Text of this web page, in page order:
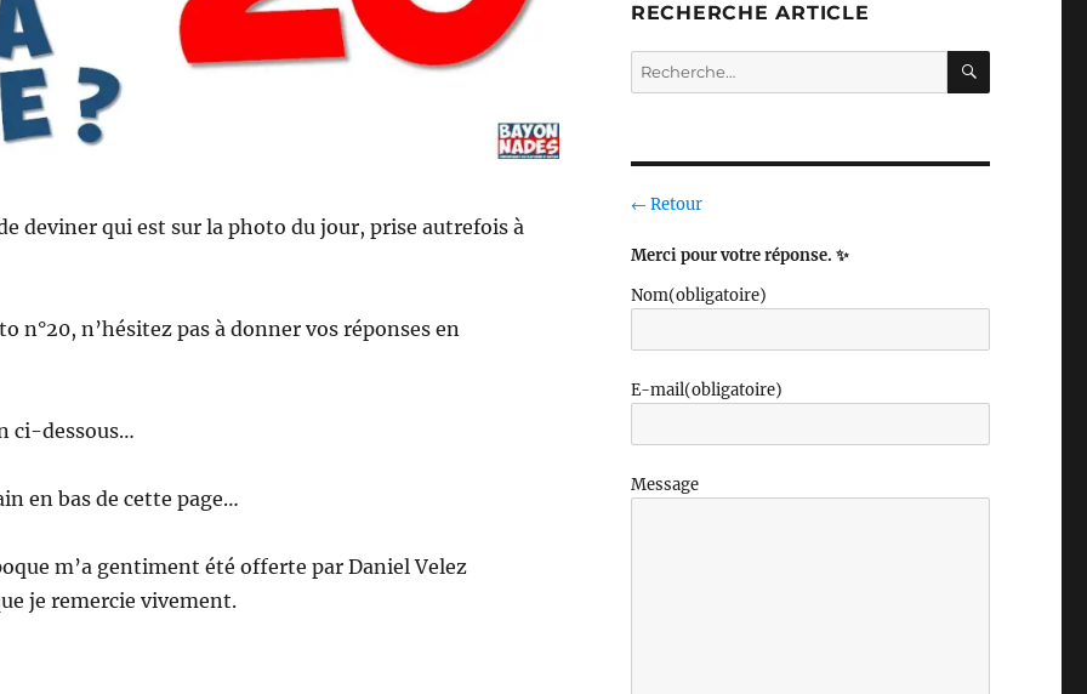
deviner qui est sur la photo du jour, prise autrefois à
n°20, n’hésitez pas à donner vos réponses en
ci-dessous…
en bas de cette page…
m’a gentiment été offerte par Daniel Velez
je remercie vivement.
RECHERCHE ARTICLE
Recherche
pour :
← Retour
Merci pour votre réponse. ✨
Nom(obligatoire)
E-mail(obligatoire)
Message